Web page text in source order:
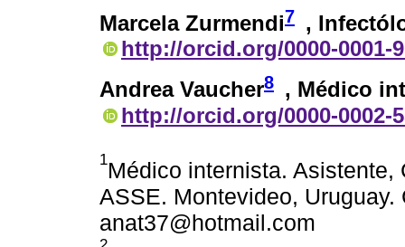
Marcela Zurmendi7 ,
http://orcid.org/0000-0001-
Andrea Vaucher8 , Médico
http://orcid.org/0000-0002-
1Médico internista.
ASSE. Montevideo, Uruguay.
anat37@hotmail.com